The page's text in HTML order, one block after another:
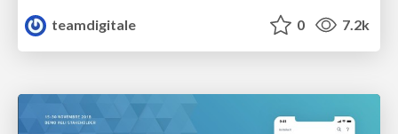
teamdigitale
0 7.2k